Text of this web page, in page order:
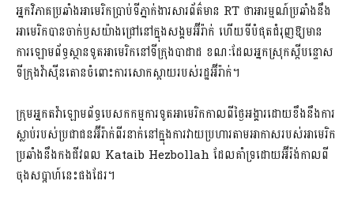
អ្នកវិភាគប្រឆាំងអាមេរិកប្រាប់ទីភ្នាក់ងារសារព័ត៌មាន RT ថាអារម្មណ៍ប្រឆាំងនឹង
អាមេរិកបានចាក់ឫសយ៉ាងជ្រៅនៅក្នុងសង្គមអ៊ីរ៉ាក់ ហើយទីបំផុតជំរុញឱ្យមាន
ការឡោមព័ទ្ធស្ថានទូតអាមេរិកនៅទីក្រុងបាដាដ ខណៈដែលអ្នកស្រុកស្តីបន្ទោស
ទីក្រុងវ៉ាស៊ីនតោនចំពោះការសោកស្តាយរបស់រដ្ឋអ៊ីរ៉ាក់។
ក្រុមអ្នកតវ៉ាឡោមព័ទ្ធបេសកកម្មការទូតអាមេរិកកាលពីថ្ងៃអង្គារដោយខឹងនឹងការ
ស្លាប់របស់ប្រជាជនអ៊ីរ៉ាក់ពីរនាក់នៅក្នុងការវាយប្រហារតាមអាកាសរបស់អាមេរិក
ប្រឆាំងនឹងកងជីវពល Kataib Hezbollah ដែលគាំទ្រដោយអ៊ីរ៉ង់កាលពី
ចុងសប្តាហ៍នេះផងដែរ។